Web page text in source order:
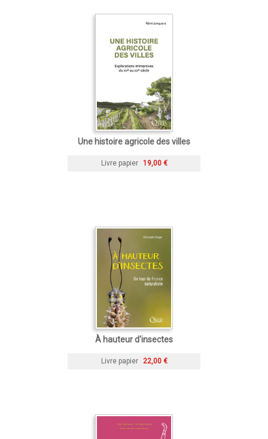
Une histoire agricole des villes
Livre papier 19,00 €
À hauteur d'insectes
Livre papier 22,00 €